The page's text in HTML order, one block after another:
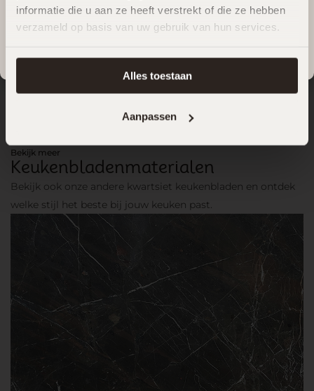
informatie die u aan ze heeft verstrekt of die ze hebben
verzameld op basis van uw gebruik van hun services.
Alles toestaan
Aanpassen
Bekijk meer
Keukenbladenmaterialen
Bekijk ook onze andere kwartsiet keukenbladen en ontdek
welke stijl het beste bij jouw keuken past.
Plan een afspraak
om vanaf18 augustusweer voor jullie klaar te staan.